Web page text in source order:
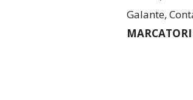
Galante,
MARCATORI